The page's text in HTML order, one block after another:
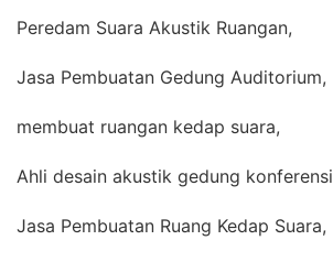
Peredam Suara Akustik Ruangan,
Jasa Pembuatan Gedung Auditorium,
membuat ruangan kedap suara,
Ahli desain akustik gedung
Jasa Pembuatan Ruang Kedap Suara,